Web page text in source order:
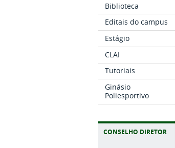
Biblioteca
Editais do campus
Estágio
CLAI
Tutoriais
Ginásio
Poliesportivo
CONSELHO DIRETOR